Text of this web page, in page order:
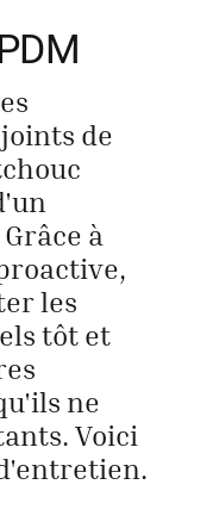
de
à
les
tôt et
ne
Voici